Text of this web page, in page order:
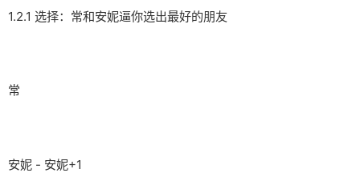
1.2.1 选择：常和安妮逼你选出最好的朋友
常
安妮 - 安妮+1